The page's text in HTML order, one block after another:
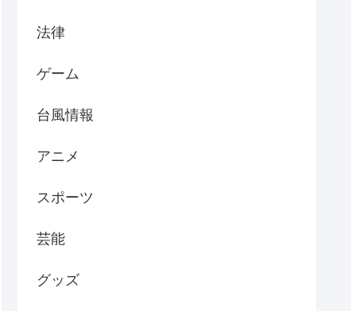
法律
ゲーム
台風情報
アニメ
スポーツ
芸能
グッズ